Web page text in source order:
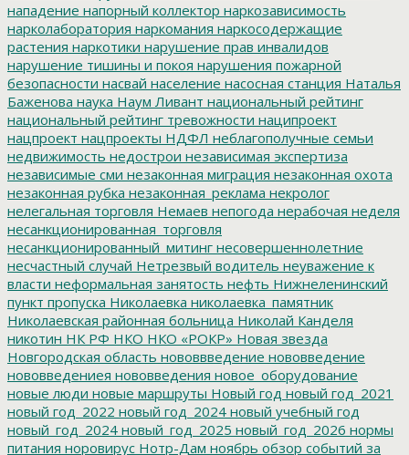
нападение напорный коллектор наркозависимость
нарколаборатория наркомания наркосодержащие
растения наркотики нарушение прав инвалидов
нарушение тишины и покоя нарушения пожарной
безопасности насвай население насосная станция Наталья
Баженова наука Наум Ливант национальный рейтинг
национальный рейтинг тревожности наципроект
нацпроект нацпроекты НДФЛ неблагополучные семьи
недвижимость недострои независимая экспертиза
независимые сми незаконная миграция незаконная охота
незаконная рубка незаконная_реклама некролог
нелегальная торговля Немаев непогода нерабочая неделя
несанкционированная_торговля
несанкционированный_митинг несовершеннолетние
несчастный случай Нетрезвый водитель неуважение к
власти неформальная занятость нефть Нижнеленинский
пункт пропуска Николаевка николаевка_памятник
Николаевская районная больница Николай Канделя
никотин НК РФ НКО НКО «РОКР» Новая звезда
Новгородская область нововвведение нововведение
нововведениея нововведения новое_оборудование
новые люди новые маршруты Новый год новый год_2021
новый год_2022 новый год_2024 новый учебный год
новый_год_2024 новый_год_2025 новый_год_2026 нормы
питания норовирус Нотр-Дам ноябрь обзор событий за